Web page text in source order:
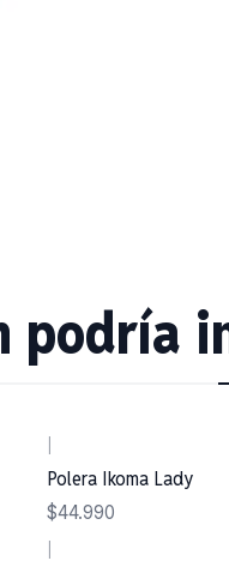
podría
Polera Ikoma Lady
$44.990